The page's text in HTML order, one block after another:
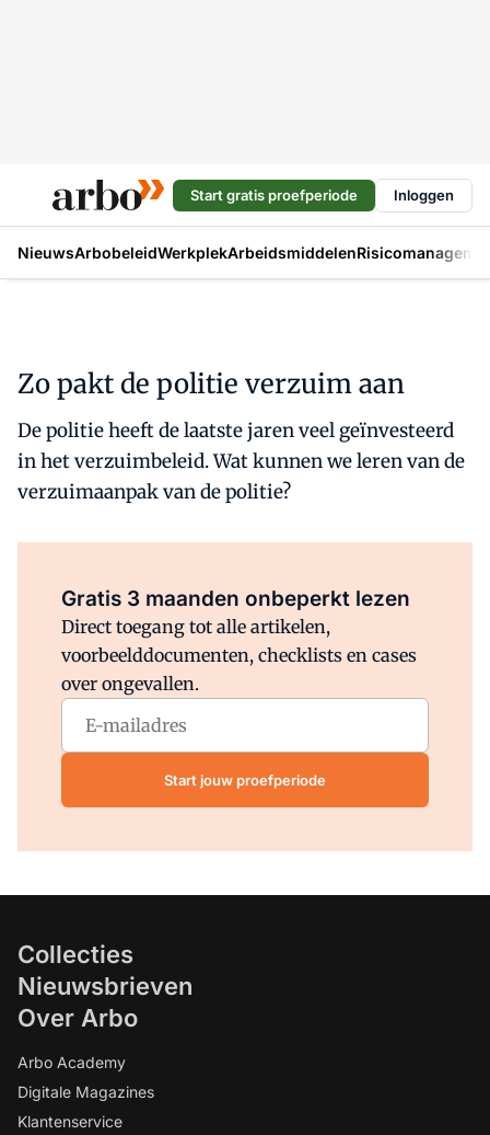
Start gratis proefperiode Inloggen
NieuwsArbobeleidWerkplekArbeidsmiddelen
Zo pakt de politie verzuim aan
De politie heeft de laatste jaren veel geïnvesteerd
in het verzuimbeleid. Wat kunnen we leren van de
verzuimaanpak van de politie?
Gratis 3 maanden onbeperkt lezen
Direct toegang tot alle artikelen,
voorbeelddocumenten, checklists en cases
over ongevallen.
Start jouw proefperiode
Collecties
Nieuwsbrieven
Over Arbo
Arbo Academy
Digitale Magazines
Klantenservice